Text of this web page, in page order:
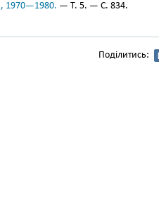
1970—1980. — Т. 5. — С. 834.
Поділитись: